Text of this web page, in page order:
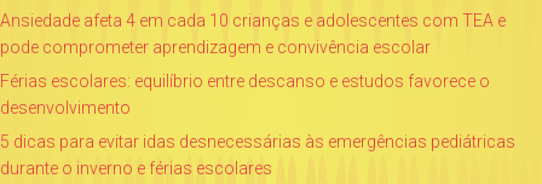
Ansiedade afeta 4 em cada 10 crianças e adolescentes com TEA e
pode comprometer aprendizagem e convivência escolar
Férias escolares: equilíbrio entre descanso e estudos favorece o
desenvolvimento
5 dicas para evitar idas desnecessárias às emergências pediátricas
durante o inverno e férias escolares